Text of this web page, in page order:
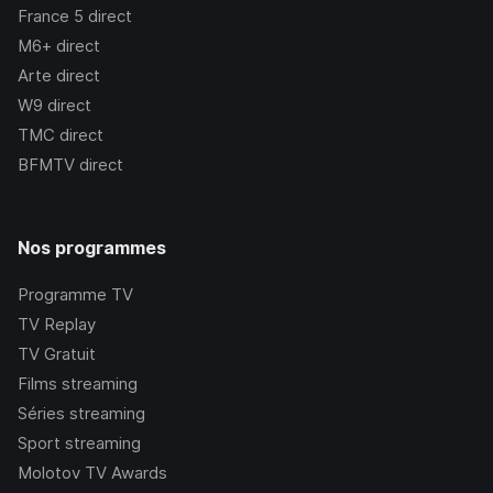
France 5 direct
M6+ direct
Arte direct
W9 direct
TMC direct
BFMTV direct
Nos programmes
Programme TV
TV Replay
TV Gratuit
Films streaming
Séries streaming
Sport streaming
Molotov TV Awards